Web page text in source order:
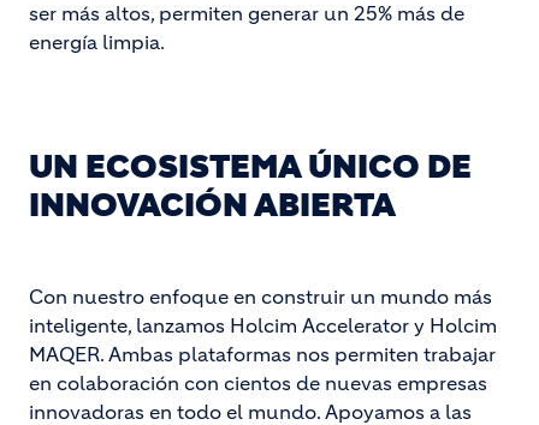
ser más altos, permiten generar un 25% más de
energía limpia.
UN ECOSISTEMA ÚNICO DE
INNOVACIÓN ABIERTA
Con nuestro enfoque en construir un mundo más
inteligente, lanzamos Holcim Accelerator y Holcim
MAQER. Ambas plataformas nos permiten trabajar
en colaboración con cientos de nuevas empresas
innovadoras en todo el mundo. Apoyamos a las